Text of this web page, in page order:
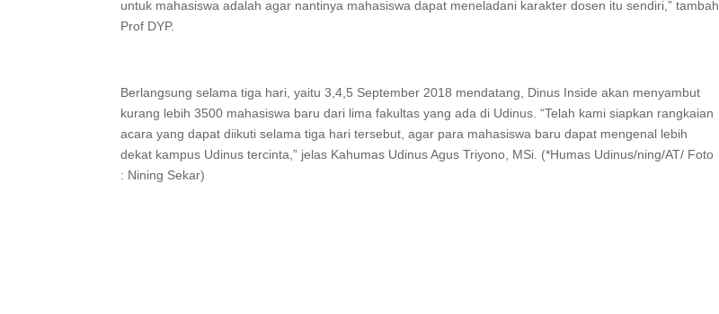
untuk mahasiswa adalah agar nantinya mahasiswa dapat meneladani karakter dosen itu sendiri,” tambah
Prof DYP.
Berlangsung selama tiga hari, yaitu 3,4,5 September 2018 mendatang, Dinus Inside akan menyambut
kurang lebih 3500 mahasiswa baru dari lima fakultas yang ada di Udinus. “Telah kami siapkan rangkaian
acara yang dapat diikuti selama tiga hari tersebut, agar para mahasiswa baru dapat mengenal lebih
dekat kampus Udinus tercinta,” jelas Kahumas Udinus Agus Triyono, MSi. (*Humas Udinus/ning/AT/ Foto
: Nining Sekar)